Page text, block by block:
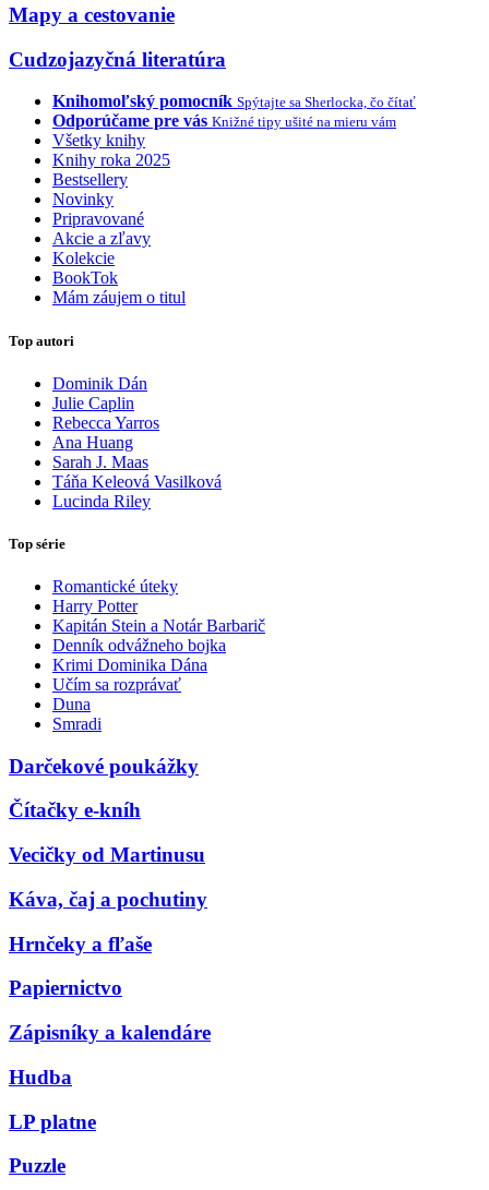
Mapy a cestovanie
Cudzojazyčná literatúra
Knihomoľský pomocník Spýtajte sa Sherlocka, čo čítať
Odporúčame pre vás Knižné tipy ušité na mieru vám
Všetky knihy
Knihy roka 2025
Bestsellery
Novinky
Pripravované
Akcie a zľavy
Kolekcie
BookTok
Mám záujem o titul
Top autori
Dominik Dán
Julie Caplin
Rebecca Yarros
Ana Huang
Sarah J. Maas
Táňa Keleová Vasilková
Lucinda Riley
Top série
Romantické úteky
Harry Potter
Kapitán Stein a Notár Barbarič
Denník odvážneho bojka
Krimi Dominika Dána
Učím sa rozprávať
Duna
Smradi
Darčekové poukážky
Čítačky e-kníh
Vecičky od Martinusu
Káva, čaj a pochutiny
Hrnčeky a fľaše
Papiernictvo
Zápisníky a kalendáre
Hudba
LP platne
Puzzle